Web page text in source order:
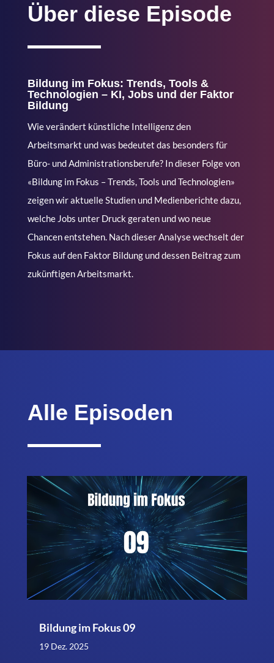
Über diese Episode
Bildung im Fokus: Trends, Tools &
Technologien – KI, Jobs und der Faktor
Bildung
Wie verändert künstliche Intelligenz den
Arbeitsmarkt und was bedeutet das besonders für
Büro- und Administrationsberufe? In dieser Folge von
«Bildung im Fokus – Trends, Tools und Technologien»
zeigen wir aktuelle Studien und Medienberichte dazu,
welche Jobs unter Druck geraten und wo neue
Chancen entstehen. Nach dieser Analyse wechselt der
Fokus auf den Faktor Bildung und dessen Beitrag zum
zukünftigen Arbeitsmarkt.
Alle Episoden
Bildung im Fokus 09
19 Dez. 2025